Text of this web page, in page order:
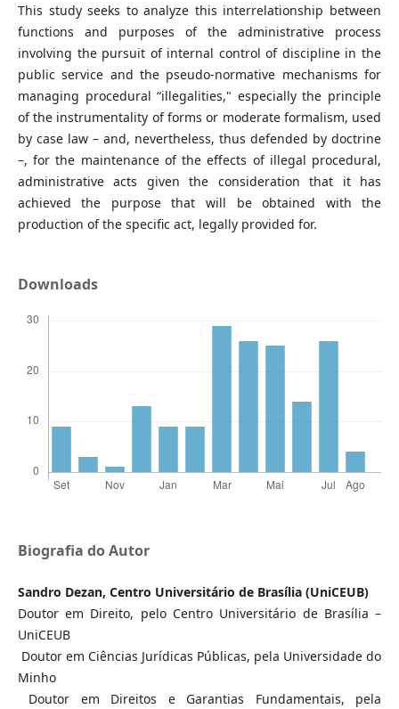
This study seeks to analyze this interrelationship between
functions and purposes of the administrative process
involving the pursuit of internal control of discipline in the
public service and the pseudo-normative mechanisms for
managing procedural “illegalities," especially the principle
of the instrumentality of forms or moderate formalism, used
by case law – and, nevertheless, thus defended by doctrine
–, for the maintenance of the effects of illegal procedural,
administrative acts given the consideration that it has
achieved the purpose that will be obtained with the
production of the specific act, legally provided for.
Downloads
Biografia do Autor
Sandro Dezan, Centro Universitário de Brasília (UniCEUB)
Doutor em Direito, pelo Centro Universitário de Brasília –
UniCEUB
Doutor em Ciências Jurídicas Públicas, pela Universidade do
Minho
Doutor em Direitos e Garantias Fundamentais, pela